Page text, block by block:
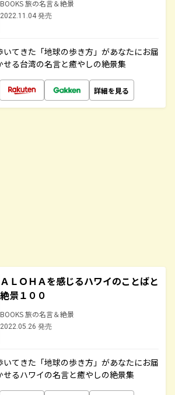
BOOKS 旅の名言＆絶景
2022.11.04 発売
てきた「地球の歩き方」があなたにお届
せる台湾の名言と癒やしの絶景集
詳細を見る
ＡＬＯＨＡを感じるハワイのことばと
絶景１００
BOOKS 旅の名言＆絶景
2022.05.26 発売
てきた「地球の歩き方」があなたにお届
せるハワイの名言と癒やしの絶景集